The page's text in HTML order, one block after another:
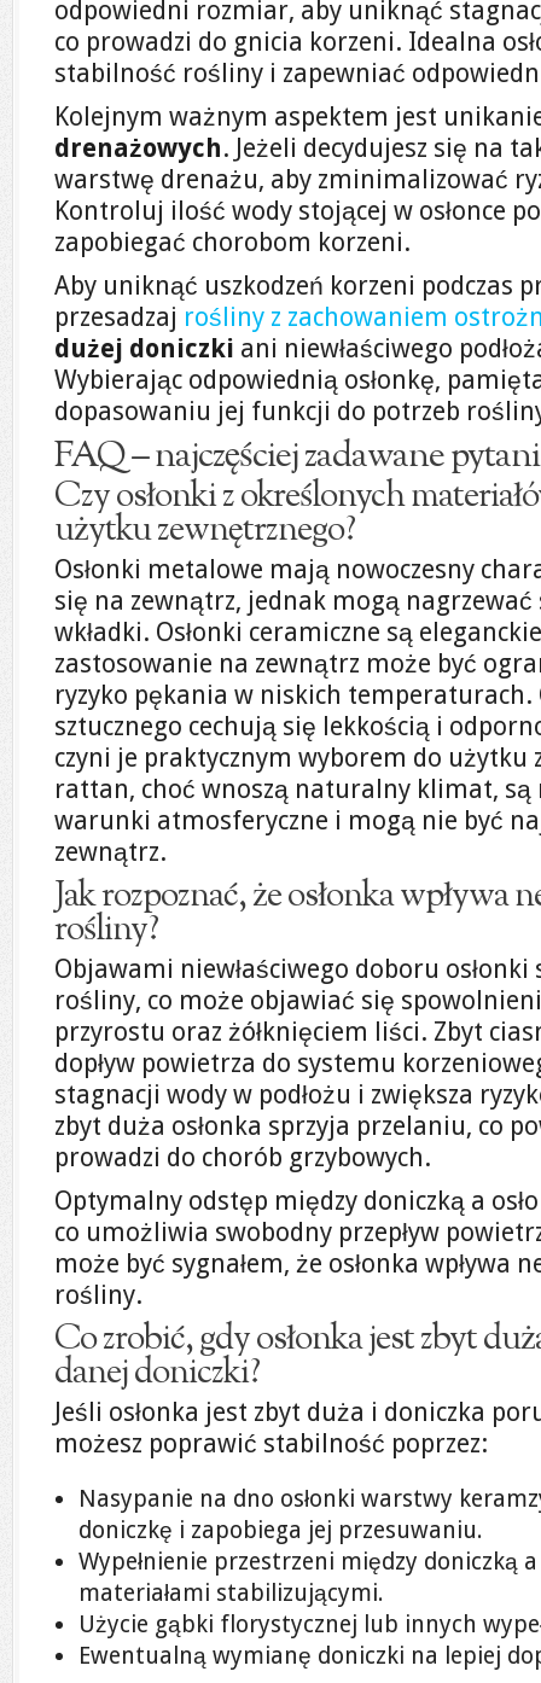
odpowiedni rozmiar, aby uniknąć
co prowadzi do gnicia korzeni. Idealna
stabilność rośliny i zapewniać
Kolejnym ważnym aspektem jest
drenażowych. Jeżeli decydujesz się na
warstwę drenażu, aby zminimalizować
Kontroluj ilość wody stojącej w osłonce
zapobiegać chorobom korzeni.
Aby uniknąć uszkodzeń korzeni podczas
przesadzaj rośliny z zachowaniem
dużej doniczki ani niewłaściwego
Wybierając odpowiednią osłonkę,
dopasowaniu jej funkcji do potrzeb
FAQ – najczęściej zadawane
Czy osłonki z określonych
użytku zewnętrznego?
Osłonki metalowe mają nowoczesny
się na zewnątrz, jednak mogą
wkładki. Osłonki ceramiczne są
zastosowanie na zewnątrz może być
ryzyko pękania w niskich temperaturach.
sztucznego cechują się lekkością i
czyni je praktycznym wyborem do
rattan, choć wnoszą naturalny klimat,
warunki atmosferyczne i mogą nie być
zewnątrz.
Jak rozpoznać, że osłonka wpływa
rośliny?
Objawami niewłaściwego doboru
rośliny, co może objawiać się
przyrostu oraz żółknięciem liści. Zbyt
dopływ powietrza do systemu
stagnacji wody w podłożu i zwiększa
zbyt duża osłonka sprzyja przelaniu, co
prowadzi do chorób grzybowych.
Optymalny odstęp między doniczką a
co umożliwia swobodny przepływ
może być sygnałem, że osłonka wpływa
rośliny.
Co zrobić, gdy osłonka jest zbyt
danej doniczki?
Jeśli osłonka jest zbyt duża i doniczka
możesz poprawić stabilność poprzez:
Nasypanie na dno osłonki warstwy
doniczkę i zapobiega jej przesuwaniu.
Wypełnienie przestrzeni między doniczką
materiałami stabilizującymi.
Użycie gąbki florystycznej lub innych
Ewentualną wymianę doniczki na lepiej